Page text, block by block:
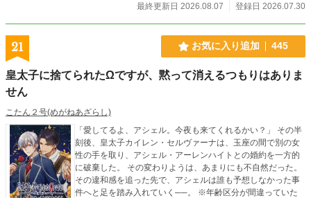
最終更新日 2026.08.07
登録日 2026.07.30
21 お気に入り追加 445
皇太子に捨てられたΩですが、黙って消えるつもりはありま
せん
こたん２号(めがねあざらし)
「愛してるよ、アシェル。今夜も来てくれるかい？」 その半
刻後、皇太子カイレン・セルヴァーナは、玉座の間で別の女
性の手を取り、アシェル・アーレンハイトとの婚約を一方的
に破棄した。 その変わりようは、あまりにも不自然だった。
その違和感を追った先で、アシェルは誰も予想しなかった事
件へと足を踏み入れていく──。 ※年齢区分が間違っていた